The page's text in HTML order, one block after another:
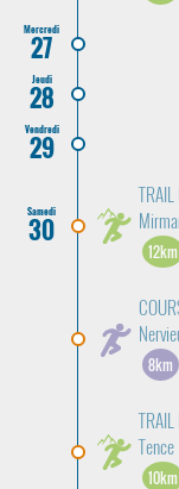
Mercredi
27
Jeudi
28
Vendredi
29
Samedi
30
12km
8km
TRAIL
Tence
10km